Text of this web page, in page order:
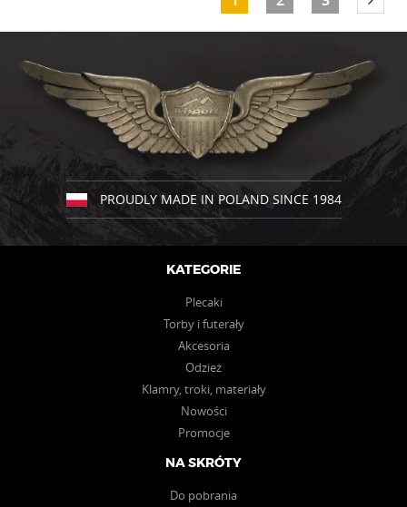
wariantów.
Opcje
na
stronie
produktu
PROUDLY MADE IN POLAND SINCE 1984
KATEGORIE
Plecaki
Torby i futerały
Akcesoria
Odzież
Klamry, troki, materiały
Nowości
Promocje
NA SKRÓTY
Do pobrania